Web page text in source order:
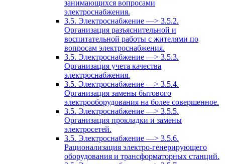
занимающихся вопросами
электроснабжения.
3.5. Электроснабжение —> 3.5.2.
Организация разъяснительной и
воспитательной работы с жителями по
вопросам электроснабжения.
3.5. Электроснабжение —> 3.5.3.
Организация учета качества
электроснабжения.
3.5. Электроснабжение —> 3.5.4.
Организация замены бытового
электрооборудования на более совершенное.
3.5. Электроснабжение —> 3.5.5.
Организация прокладки и замены
электросетей.
3.5. Электроснабжение —> 3.5.6.
Рационализация электро-генерирующего
оборудования и трансформаторных станций.